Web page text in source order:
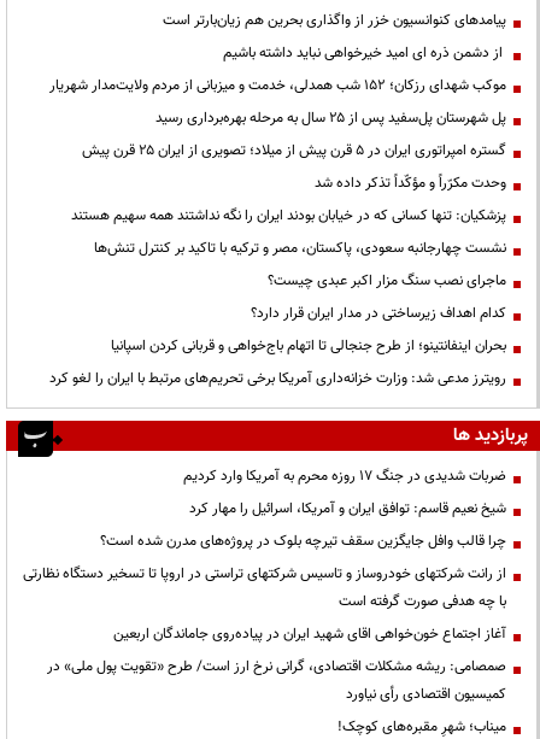
پیامدهای کنوانسیون خزر از واگذاری بحرین هم زیان‌بارتر است
از دشمن ذره ای امید خیرخواهی نباید داشته باشیم
موکب شهدای رزکان؛ ۱۵۲ شب همدلی، خدمت و میزبانی از مردم ولایت‌مدار شهریار
پل شهرستان پل‌سفید پس از ۲۵ سال به مرحله بهره‌برداری رسید
گستره امپراتوری ایران در ۵ قرن پیش از میلاد؛ تصویری از ایران ۲۵ قرن پیش
وحدت مکرّراً و مؤکّداً تذکر داده شد
پزشکیان: تنها کسانی که در خیابان بودند ایران را نگه نداشتند همه سهیم هستند
نشست چهارجانبه سعودی، پاکستان، مصر و ترکیه با تاکید بر کنترل تنش‌ها
ماجرای نصب سنگ مزار اکبر عبدی چیست؟
کدام اهداف زیرساختی در مدار ایران قرار دارد؟
بحران اینفانتینو؛ از طرح جنجالی تا اتهام باج‌خواهی و قربانی کردن اسپانیا
رویترز مدعی شد: وزارت خزانه‌داری آمریکا برخی تحریم‌های مرتبط با ایران را لغو کرد
پربازدید ها
ضربات شدیدی در جنگ ۱۷ روزه محرم به آمریکا وارد کردیم
شیخ نعیم قاسم: توافق ایران و آمریکا، اسرائیل را مهار کرد
چرا قالب وافل جایگزین سقف تیرچه بلوک در پروژه‌های مدرن شده است؟
از رانت‌ شرکتهای خودروساز و تاسیس شرکتهای تراستی در اروپا تا تسخیر دستگاه نظارتی
با چه هدفی صورت گرفته است
آغاز اجتماع خون‌خواهی اقای شهید ایران در پیاده‌روی جاماندگان اربعین
صمصامی: ریشه مشکلات اقتصادی، گرانی نرخ ارز است/ طرح «تقویت پول ملی» در
کمیسیون اقتصادی رأی نیاورد
میناب؛ شهرِ مقبره‌های کوچک!